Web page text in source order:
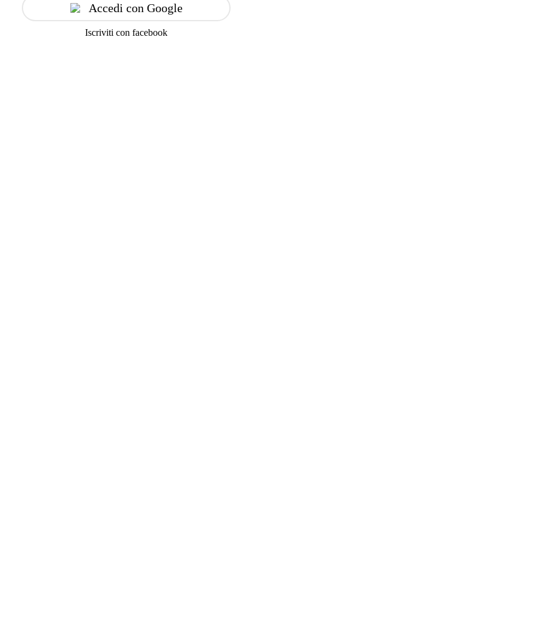
Accedi con Google
Iscriviti con facebook